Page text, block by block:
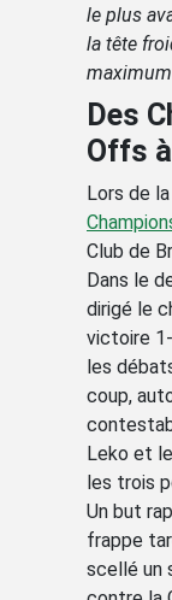
le plus
la tête
Des
Offs
Lors de la
Club de
Dans le
dirigé le
victoire
les
coup,
Leko et
les trois
Un but
frappe
scellé un